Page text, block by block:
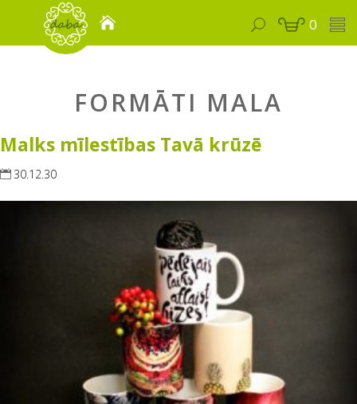
0
FORMĀTI MALA
Malks mīlestības Tavā krūzē
30.12.30